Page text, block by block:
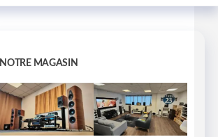
NOTRE MAGASIN